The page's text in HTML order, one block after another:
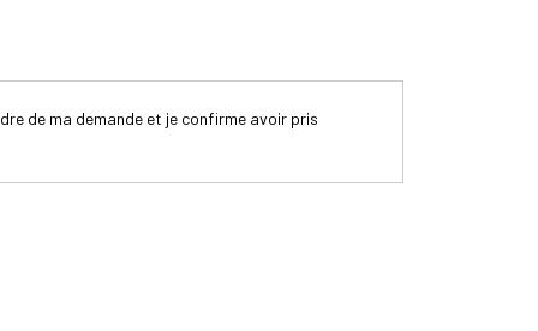
de ma demande et je confirme avoir pris